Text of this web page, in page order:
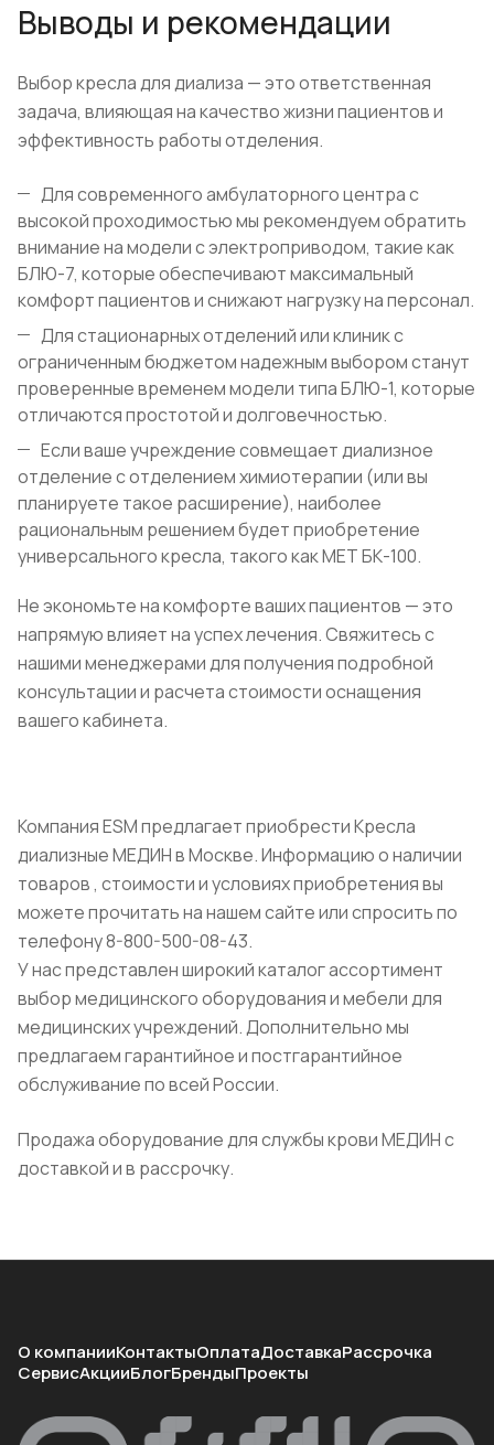
Выводы и рекомендации
Выбор кресла для диализа — это ответственная
задача, влияющая на качество жизни пациентов и
эффективность работы отделения.
Для современного амбулаторного центра с
высокой проходимостью мы рекомендуем обратить
внимание на модели с электроприводом, такие как
БЛЮ-7, которые обеспечивают максимальный
комфорт пациентов и снижают нагрузку на персонал.
Для стационарных отделений или клиник с
ограниченным бюджетом надежным выбором станут
проверенные временем модели типа БЛЮ-1, которые
отличаются простотой и долговечностью.
Если ваше учреждение совмещает диализное
отделение с отделением химиотерапии (или вы
планируете такое расширение), наиболее
рациональным решением будет приобретение
универсального кресла, такого как МЕТ БК-100.
Не экономьте на комфорте ваших пациентов — это
напрямую влияет на успех лечения. Свяжитесь с
нашими менеджерами для получения подробной
консультации и расчета стоимости оснащения
вашего кабинета.
Компания ESM предлагает приобрести Кресла
диализные МЕДИН в Москве. Информацию о наличии
товаров , стоимости и условиях приобретения вы
можете прочитать на нашем сайте или спросить по
телефону 8-800-500-08-43.
У нас представлен широкий каталог ассортимент
выбор медицинского оборудования и мебели для
медицинских учреждений. Дополнительно мы
предлагаем гарантийное и постгарантийное
обслуживание по всей России.
Продажа оборудование для службы крови МЕДИН с
доставкой и в рассрочку.
О компанииКонтактыОплатаДоставкаРассрочка
СервисАкцииБлогБрендыПроекты